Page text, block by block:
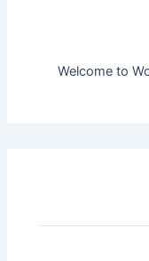
Welcome to